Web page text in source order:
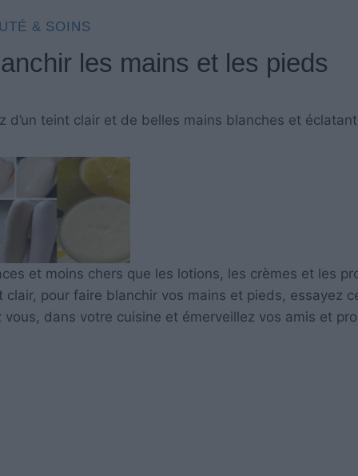
& SOINS
les mains et les pieds
teint clair et de belles mains blanches et
et moins chers que les lotions, les crèmes et les
pour faire blanchir vos mains et pieds, essayez
dans votre cuisine et émerveillez vos amis et